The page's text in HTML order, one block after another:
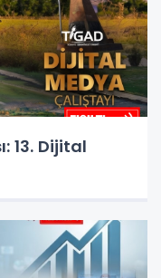
13. Dijital